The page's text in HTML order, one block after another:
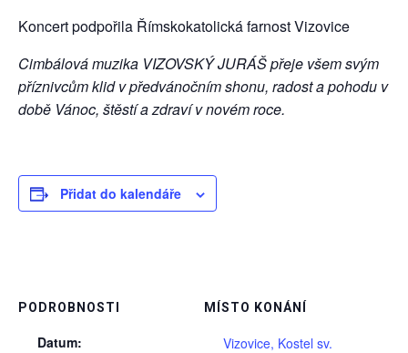
Koncert podpořila Římskokatolická farnost Vizovice
Cimbálová muzika VIZOVSKÝ JURÁŠ přeje všem svým
příznivcům klid v předvánočním shonu, radost a pohodu v
době Vánoc, štěstí a zdraví v novém roce.
Přidat do kalendáře
PODROBNOSTI
Datum:
MÍSTO KONÁNÍ
Vizovice, Kostel sv.